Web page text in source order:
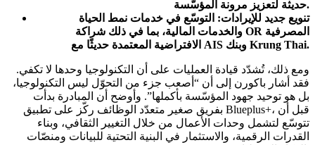
حديثة لتعزيز مرونة المؤسّسة.
تنويع جديد للإيرادات: التوسّع في خدمات نمط الحياة
والخدمات المالية، بما في ذلك شراكة OR المصرفية
الافتراضية المعتمدة حديثًا مع AIS وبنك Krung Thai.
ومع ذلك، تُشدّد قيادة العمليات على أن التكنولوجيا وحدها لا تكفي.
فقد أشار باكورن إلى أن “أصعب جزء من التحوّل ليس التكنولوجيا،
بل هو توحيد جهود المؤسّسة بأكملها”. وأوضح أن المبادرة بدأت
بفريق صغير متعدّد الوظائف ركّز على تطبيق Blueplus+، قبل أن
تتوسّع لتشمل وحدات الأعمال من خلال التغيير الثقافي، وبناء
القدرات الرقمية، والاستثمار في البنية التحتية للبيانات ومنصّات